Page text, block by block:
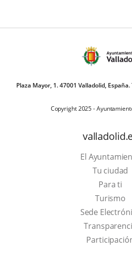
Plaza Mayor, 1. 47001 Valladolid,
Copyright 2025 -
El
Tu ciudad
Para ti
Turismo
Sede